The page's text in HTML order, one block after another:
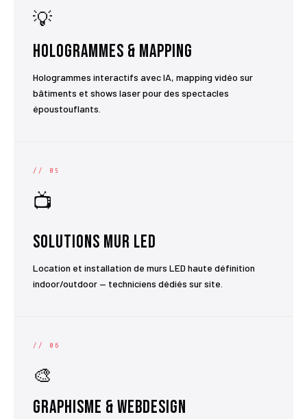
💡
Hologrammes & Mapping
Hologrammes interactifs avec IA, mapping vidéo sur
bâtiments et shows laser pour des spectacles
époustouflants.
// 05
📺
Solutions Mur LED
Location et installation de murs LED haute définition
indoor/outdoor — techniciens dédiés sur site.
// 06
🎨
Graphisme & Webdesign